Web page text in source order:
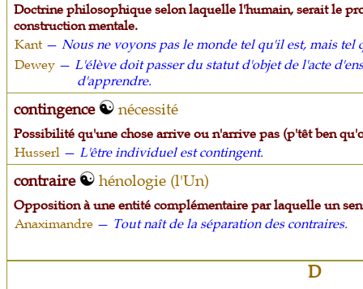
Doctrine philosophique selon laquelle l'humain, serait le
construction mentale.
Kant— Nous ne voyons pas le monde tel qu'il est, mais tel
Dewey— L'élève doit passer du statut d'objet de l'acte
d'apprendre.
contingence nécessité
Possibilité qu'une chose arrive ou n'arrive pas (p'têt ben
Husserl — L'être individuel est contingent.
contraire hénologie (l'Un)
Opposition à une entité complémentaire par laquelle un
Anaximandre— Tout naît de la séparation des contraires.
D